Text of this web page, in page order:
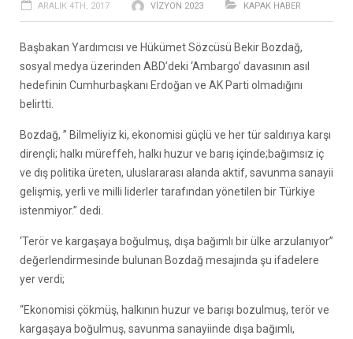
ARALIK 4TH, 2017 VIZYON 2023 KAPAK HABER
Başbakan Yardımcısı ve Hükümet Sözcüsü Bekir Bozdağ,
sosyal medya üzerinden ABD’deki ‘Ambargo’ davasının asıl
hedefinin Cumhurbaşkanı Erdoğan ve AK Parti olmadığını
belirtti.
Bozdağ, ” Bilmeliyiz ki, ekonomisi güçlü ve her tür saldırıya karşı
dirençli; halkı müreffeh, halkı huzur ve barış içinde;bağımsız iç
ve dış politika üreten, uluslararası alanda aktif, savunma sanayii
gelişmiş, yerli ve milli liderler tarafından yönetilen bir Türkiye
istenmiyor.” dedi.
‘Terör ve kargaşaya boğulmuş, dışa bağımlı bir ülke arzulanıyor”
değerlendirmesinde bulunan Bozdağ mesajında şu ifadelere
yer verdi;
“Ekonomisi çökmüş, halkının huzur ve barışı bozulmuş, terör ve
kargaşaya boğulmuş, savunma sanayiinde dışa bağımlı,